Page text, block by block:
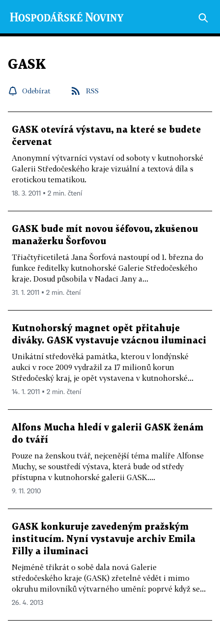
GASK
Odebírat RSS
GASK otevírá výstavu, na které se budete
červenat
Anonymní výtvarníci vystaví od soboty v kutnohorské
Galerii Středočeského kraje vizuální a textová díla s
erotickou tematikou.
18. 3. 2011 ▪ 2 min. čtení
GASK bude mít novou šéfovou, zkušenou
manažerku Šorfovou
Třiačtyřicetiletá Jana Šorfová nastoupí od 1. března do
funkce ředitelky kutnohorské Galerie Středočeského
kraje. Dosud působila v Nadaci Jany a...
31. 1. 2011 ▪ 2 min. čtení
Kutnohorský magnet opět přitahuje
diváky. GASK vystavuje vzácnou iluminaci
Unikátní středověká památka, kterou v londýnské
aukci v roce 2009 vydražil za 17 milionů korun
Středočeský kraj, je opět vystavena v kutnohorské...
14. 1. 2011 ▪ 2 min. čtení
Alfons Mucha hledí v galerii GASK ženám
do tváří
Pouze na ženskou tvář, nejcenější téma malíře Alfonse
Muchy, se soustředí výstava, která bude od středy
přístupna v kutnohorské galerii GASK....
9. 11. 2010
GASK konkuruje zavedeným pražským
institucím. Nyní vystavuje archiv Emila
Filly a iluminaci
Nejméně třikrát o sobě dala nová Galerie
středočeského kraje (GASK) zřetelně vědět i mimo
okruhu milovníků výtvarného umění: poprvé když se...
26. 4. 2013